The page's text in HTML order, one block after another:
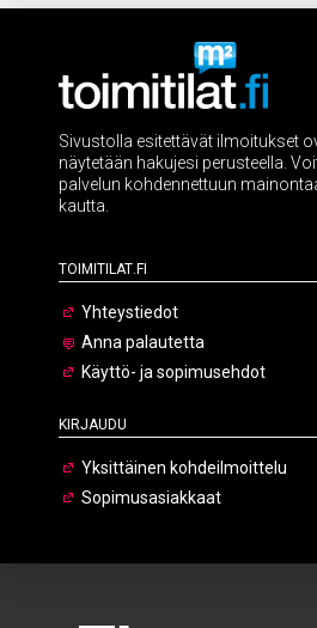
Sivustolla esitettävät ilmoitukset
näytetään hakujesi perusteella.
palvelun kohdennettuun
kautta.
Toimitilat.fi
Yhteystiedot
Anna palautetta
Käyttö- ja sopimusehdot
Kirjaudu
Yksittäinen kohdeilmoittelu
Sopimusasiakkaat